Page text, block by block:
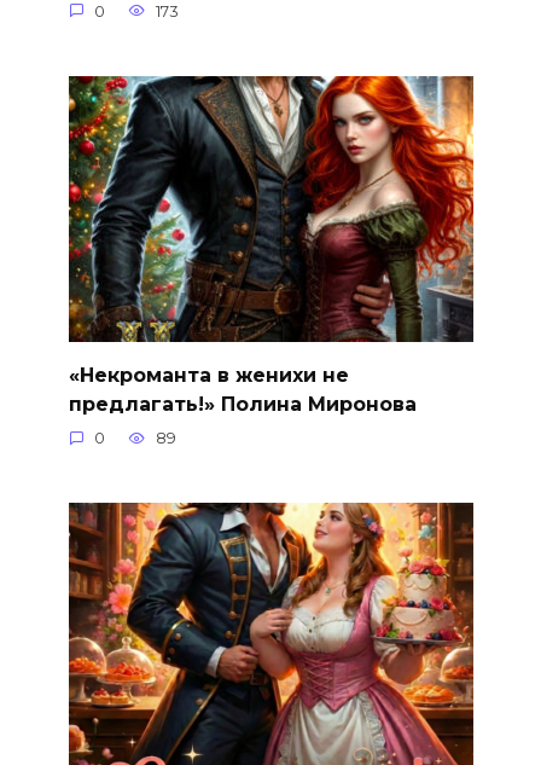
0 173
«Некроманта в женихи не
предлагать!» Полина Миронова
0 89